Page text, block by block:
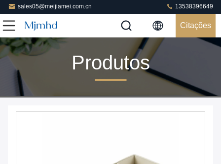
sales05@meijiamei.com.cn 13538396649
Citações
Produtos